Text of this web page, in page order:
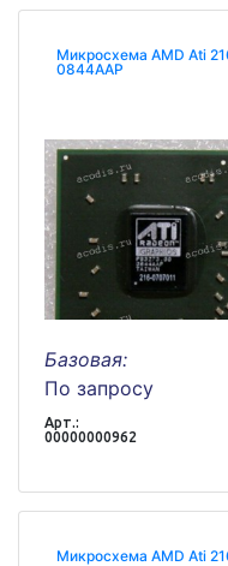
Микросхема AMD Ati
0844AAP
Базовая:
По запросу
Арт.:
00000000962
Микросхема AMD Ati